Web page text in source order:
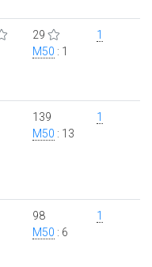
29
M50 : 1
1
139
M50 : 13
1
98
M50 : 6
1